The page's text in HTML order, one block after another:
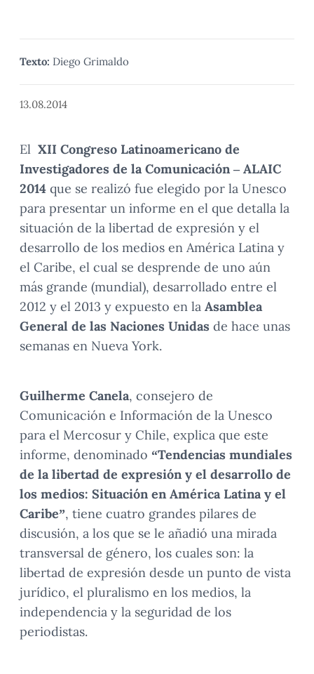
Texto: Diego Grimaldo
13.08.2014
El XII Congreso Latinoamericano de
Investigadores de la Comunicación – ALAIC
2014 que se realizó fue elegido por la Unesco
para presentar un informe en el que detalla la
situación de la libertad de expresión y el
desarrollo de los medios en América Latina y
el Caribe, el cual se desprende de uno aún
más grande (mundial), desarrollado entre el
2012 y el 2013 y expuesto en la Asamblea
General de las Naciones Unidas de hace unas
semanas en Nueva York.
Guilherme Canela, consejero de
Comunicación e Información de la Unesco
para el Mercosur y Chile, explica que este
informe, denominado “Tendencias mundiales
de la libertad de expresión y el desarrollo de
los medios: Situación en América Latina y el
Caribe”, tiene cuatro grandes pilares de
discusión, a los que se le añadió una mirada
transversal de género, los cuales son: la
libertad de expresión desde un punto de vista
jurídico, el pluralismo en los medios, la
independencia y la seguridad de los
periodistas.